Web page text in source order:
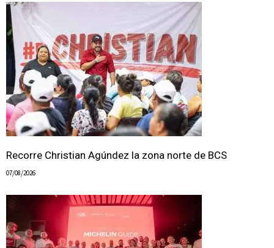
Recorre Christian Agúndez la zona norte de BCS
07/08/2026